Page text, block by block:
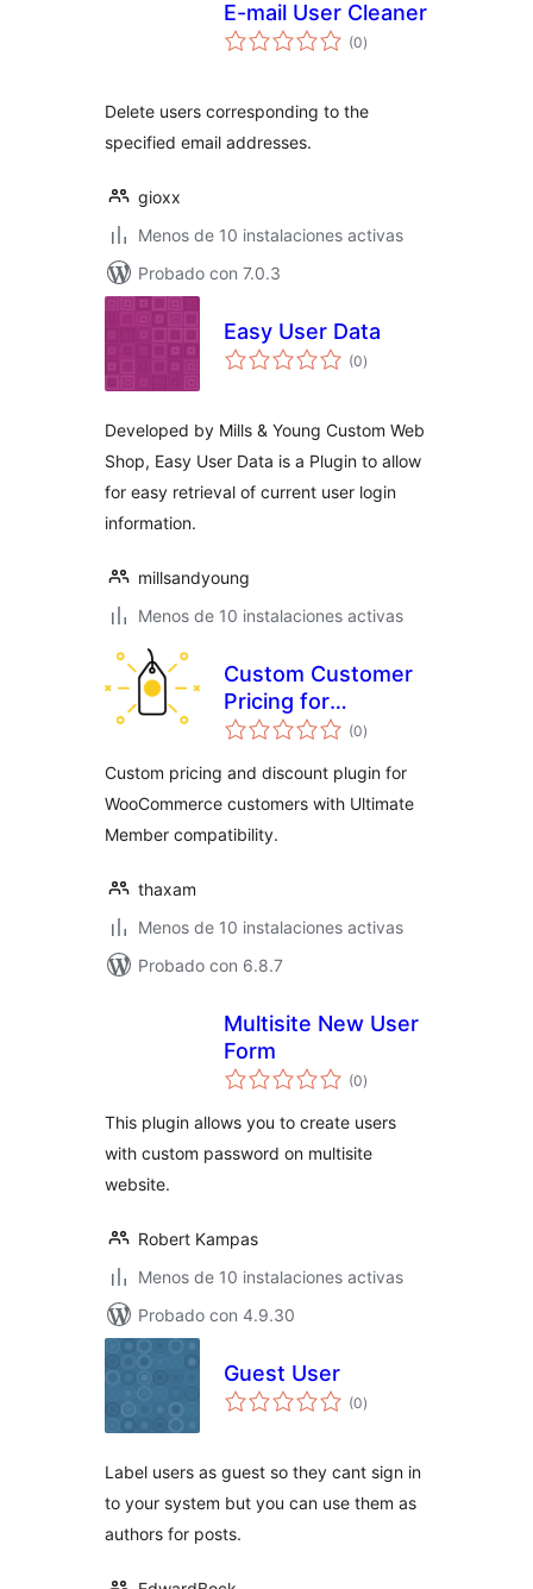
E-mail User Cleaner
(0total
de
)
Delete users corresponding to the
specified email addresses.
gioxx
Menos de 10 instalaciones activas
Probado con 7.0.3
Easy User Data
(0total
de
)
Developed by Mills & Young Custom Web
Shop, Easy User Data is a Plugin to allow
for easy retrieval of current user login
information.
millsandyoung
Menos de 10 instalaciones activas
Custom Customer
Pricing for
WooCommerce
(0total
de
)
Custom pricing and discount plugin for
WooCommerce customers with Ultimate
Member compatibility.
thaxam
Menos de 10 instalaciones activas
Probado con 6.8.7
Multisite New User
Form
(0total
de
)
This plugin allows you to create users
with custom password on multisite
website.
Robert Kampas
Menos de 10 instalaciones activas
Probado con 4.9.30
Guest User
(0total
de
)
Label users as guest so they cant sign in
to your system but you can use them as
authors for posts.